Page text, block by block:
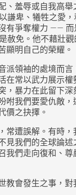
、羞辱或自我高舉
謙卑、犧牲之愛，
有爭奪權力 —— 而
赦免。他不藉壯觀
顯明自己的榮耀。
派領袖的處境而
在常以武力展示
，暴力在此留下
咐我們要愛仇敵
價之抉擇。
常遭誤解。有時，
見我們的全球論
我們走向復和、尊
教會發生之事，對